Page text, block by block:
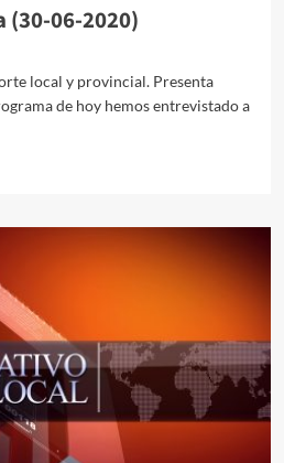
(30-06-2020)
local y provincial. Presenta
de hoy hemos entrevistado a